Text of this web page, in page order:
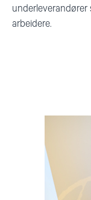
underleverandører
arbeidere.